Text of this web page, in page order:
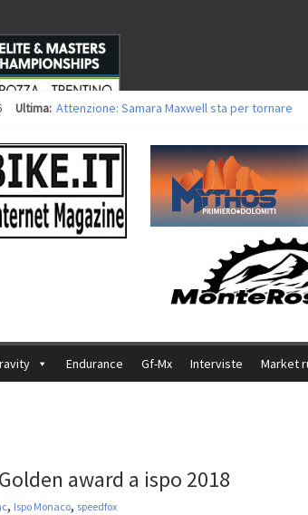
Ultima: Attenzione: Samara Maxwell sta per tornare
Europei XCO: vittorie per Ghibaudo,
35ª Marathon Bike della Brianza: l’ultima
Europei MTB: il Team Relay firma il secondo
Endurance Gf-Mx Interviste Market
award a ispo 2018
, Ispo Monaco, speedfox